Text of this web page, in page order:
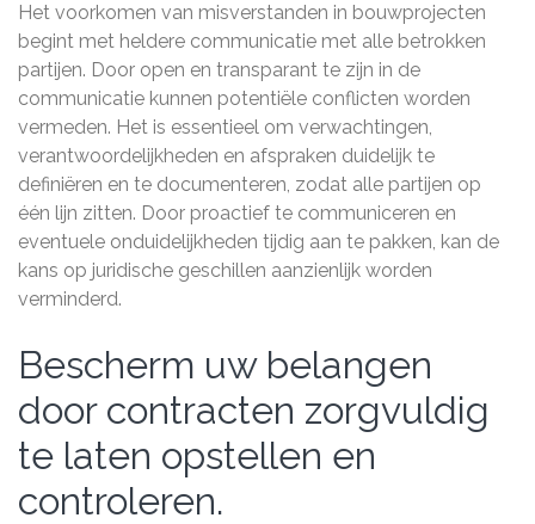
Het voorkomen van misverstanden in bouwprojecten
begint met heldere communicatie met alle betrokken
partijen. Door open en transparant te zijn in de
communicatie kunnen potentiële conflicten worden
vermeden. Het is essentieel om verwachtingen,
verantwoordelijkheden en afspraken duidelijk te
definiëren en te documenteren, zodat alle partijen op
één lijn zitten. Door proactief te communiceren en
eventuele onduidelijkheden tijdig aan te pakken, kan de
kans op juridische geschillen aanzienlijk worden
verminderd.
Bescherm uw belangen
door contracten zorgvuldig
te laten opstellen en
controleren.